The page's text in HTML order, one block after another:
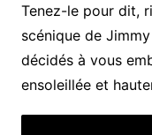
Tenez-le pour dit,
scénique de
décidés à vous
ensoleillée et